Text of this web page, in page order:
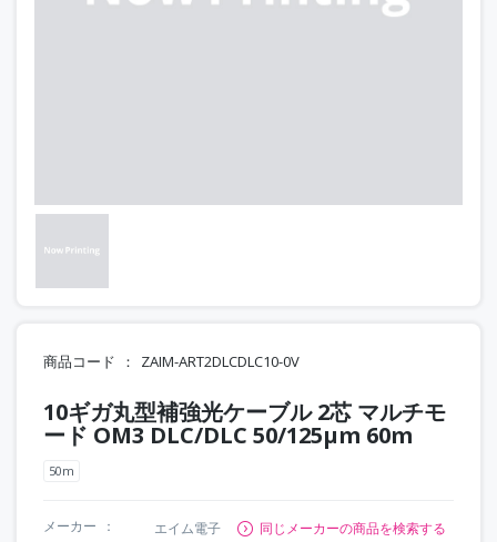
商品コード ZAIM-ART2DLCDLC10-0V
10ギガ丸型補強光ケーブル 2芯 マルチモ
ード OM3 DLC/DLC 50/125μm 60m
50m
メーカー エイム電子
同じメーカーの商品を検索する